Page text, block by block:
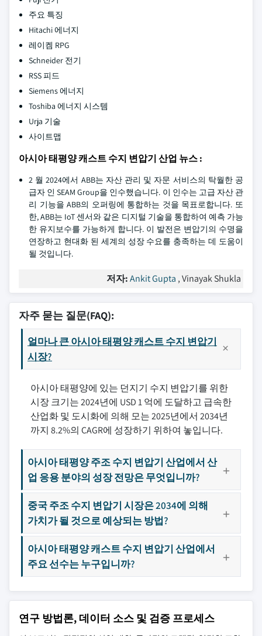
주요 특징
Hitachi 에너지
레이켐 RPG
Schneider 전기
RSS 피드
Siemens 에너지
Toshiba 에너지 시스템
Urja 기술
사이트맵
아시아 태평양 캐스트 수지 변압기 산업 뉴스 :
2 월 2024에서 ABB는 자산 관리 및 자문 서비스의 탁월한 공
급자 인 SEAM Group을 인수했습니다. 이 인수는 고급 자산 관
리 기능을 ABB의 오퍼링에 통합하는 것을 목표로합니다. 또
한, ABB는 IoT 센서와 같은 디지털 기술을 통합하여 예측 가능
한 유지보수를 가능하게 합니다. 이 발전은 변압기의 수명을
연장하고 현대화 된 세계의 성장 수요를 충족하는 데 도움이
될 것입니다.
저자:Ankit Gupta , Vinayak Shukla
자주 묻는 질문(FAQ):
얼마나 큰 아시아 태평양 캐스트 수지 변압기
시장?
아시아 태평양에 있는 던지기 수지 변압기를 위한
시장 크기는 2024년에 USD 1 억에 도달하고 급속한
산업화 및 도시화에 의해 모는 2025년에서 2034년
까지 8.2%의 CAGR에 성장하기 위하여 놓입니다.
아시아 태평양 주조 수지 변압기 산업에서 산
업 응용 분야의 성장 전망은 무엇입니까?
중국 주조 수지 변압기 시장은 2034에 의해
가치가 될 것으로 예상되는 방법?
아시아 태평양 캐스트 수지 변압기 산업에서
주요 선수는 누구입니까?
연구 방법론, 데이터 소스 및 검증 프로세스